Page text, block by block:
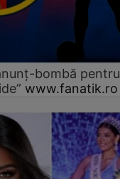
bombă
www.fanatik.ro